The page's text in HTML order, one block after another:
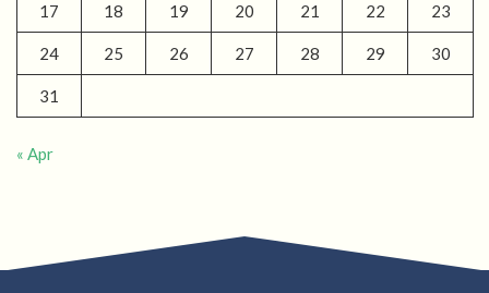
17 18 19 20 21 22 23
24 25 26 27 28 29 30
31
« Apr